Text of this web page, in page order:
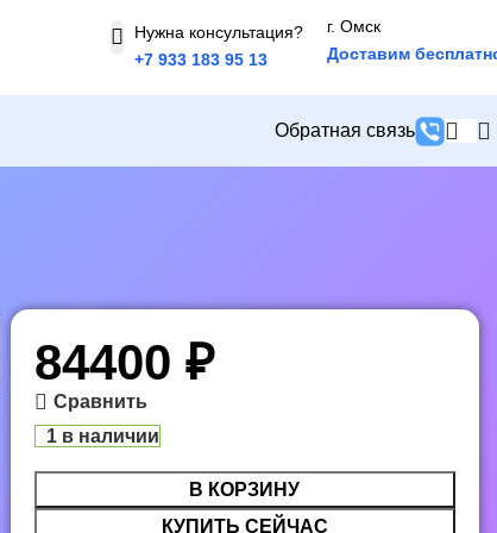
Нужна консультация?
+7 933 183 95 13
г. Омск
Доставим
Обратная связь
84400 ₽
Сравнить
1 в наличии
В КОРЗИНУ
КУПИТЬ СЕЙЧАС